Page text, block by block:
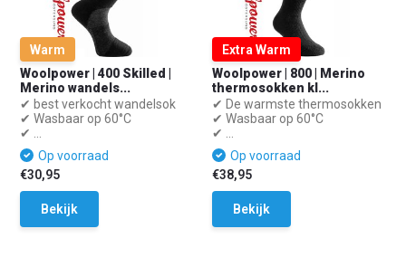
Warm
Woolpower | 400 Skilled |
Merino wandels...
✔ best verkocht wandelsok
✔ Wasbaar op 60°C
✔ ...
Op voorraad
€30,95
Bekijk
Extra Warm
Woolpower | 800 | Merino
thermosokken kl...
✔ De warmste thermosokken
✔ Wasbaar op 60°C
✔ ...
Op voorraad
€38,95
Bekijk